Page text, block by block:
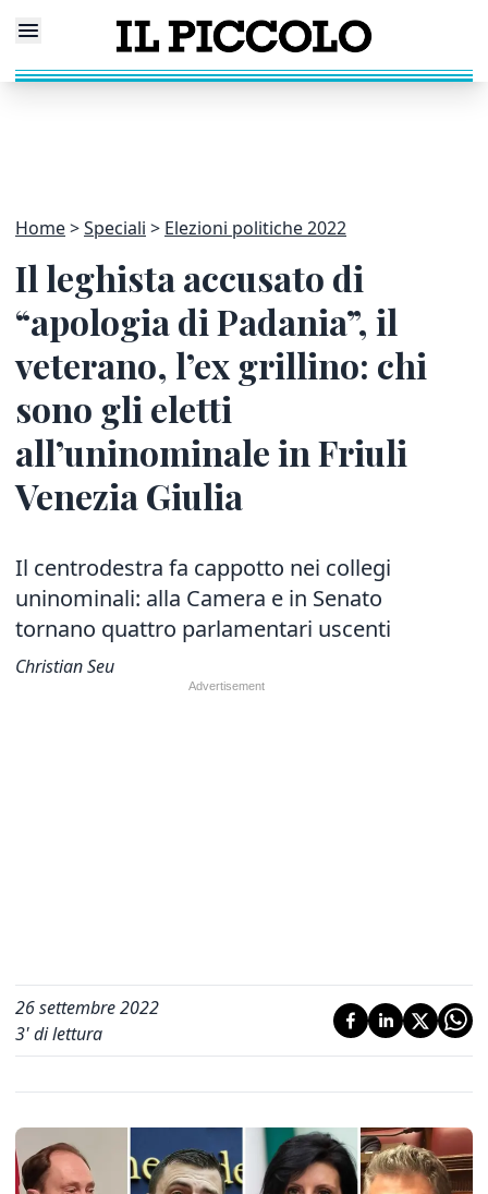
Home Speciali Elezioni politiche 2022
Il leghista accusato di
“apologia di Padania”, il
veterano, l’ex grillino: chi
sono gli eletti
all’uninominale in Friuli
Venezia Giulia
Il centrodestra fa cappotto nei collegi
uninominali: alla Camera e in Senato
tornano quattro parlamentari uscenti
Christian Seu
26 settembre 2022
3' di lettura